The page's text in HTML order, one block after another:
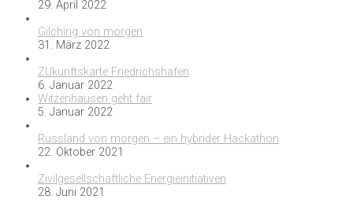
29. April 2022
Gilching von morgen
31. März 2022
ZUkunftskarte Friedrichshafen
6. Januar 2022
Witzenhausen geht fair
5. Januar 2022
Russland von morgen – ein hybrider Hackathon
22. Oktober 2021
Zivilgesellschaftliche Energieinitiativen
28. Juni 2021